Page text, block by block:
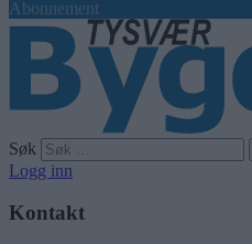
Abonnement
Søk
Logg inn
Kontakt